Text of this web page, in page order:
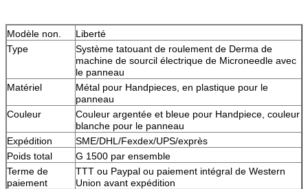
Modèle non.
Liberté
Type
Système tatouant de roulement de Derma de
machine de sourcil électrique de Microneedle avec
le panneau
Matériel
Métal pour Handpieces, en plastique pour le
panneau
Couleur
Couleur argentée et bleue pour Handpiece, couleur
blanche pour le panneau
Expédition
SME/DHL/Fexdex/UPS/exprès
Poids total
G 1500 par ensemble
Terme de
paiement
TTT ou Paypal ou paiement intégral de Western
Union avant expédition